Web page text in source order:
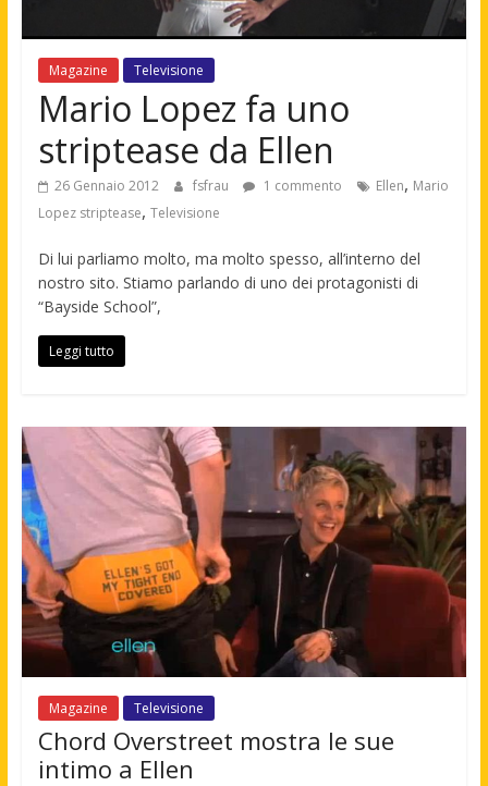
Magazine Televisione
Mario Lopez fa uno
striptease da Ellen
26 Gennaio 2012 fsfrau 1 commento Ellen, Mario
Lopez striptease, Televisione
Di lui parliamo molto, ma molto spesso, all’interno del
nostro sito. Stiamo parlando di uno dei protagonisti di
“Bayside School”,
Leggi tutto
Magazine Televisione
Chord Overstreet mostra le sue
intimo a Ellen